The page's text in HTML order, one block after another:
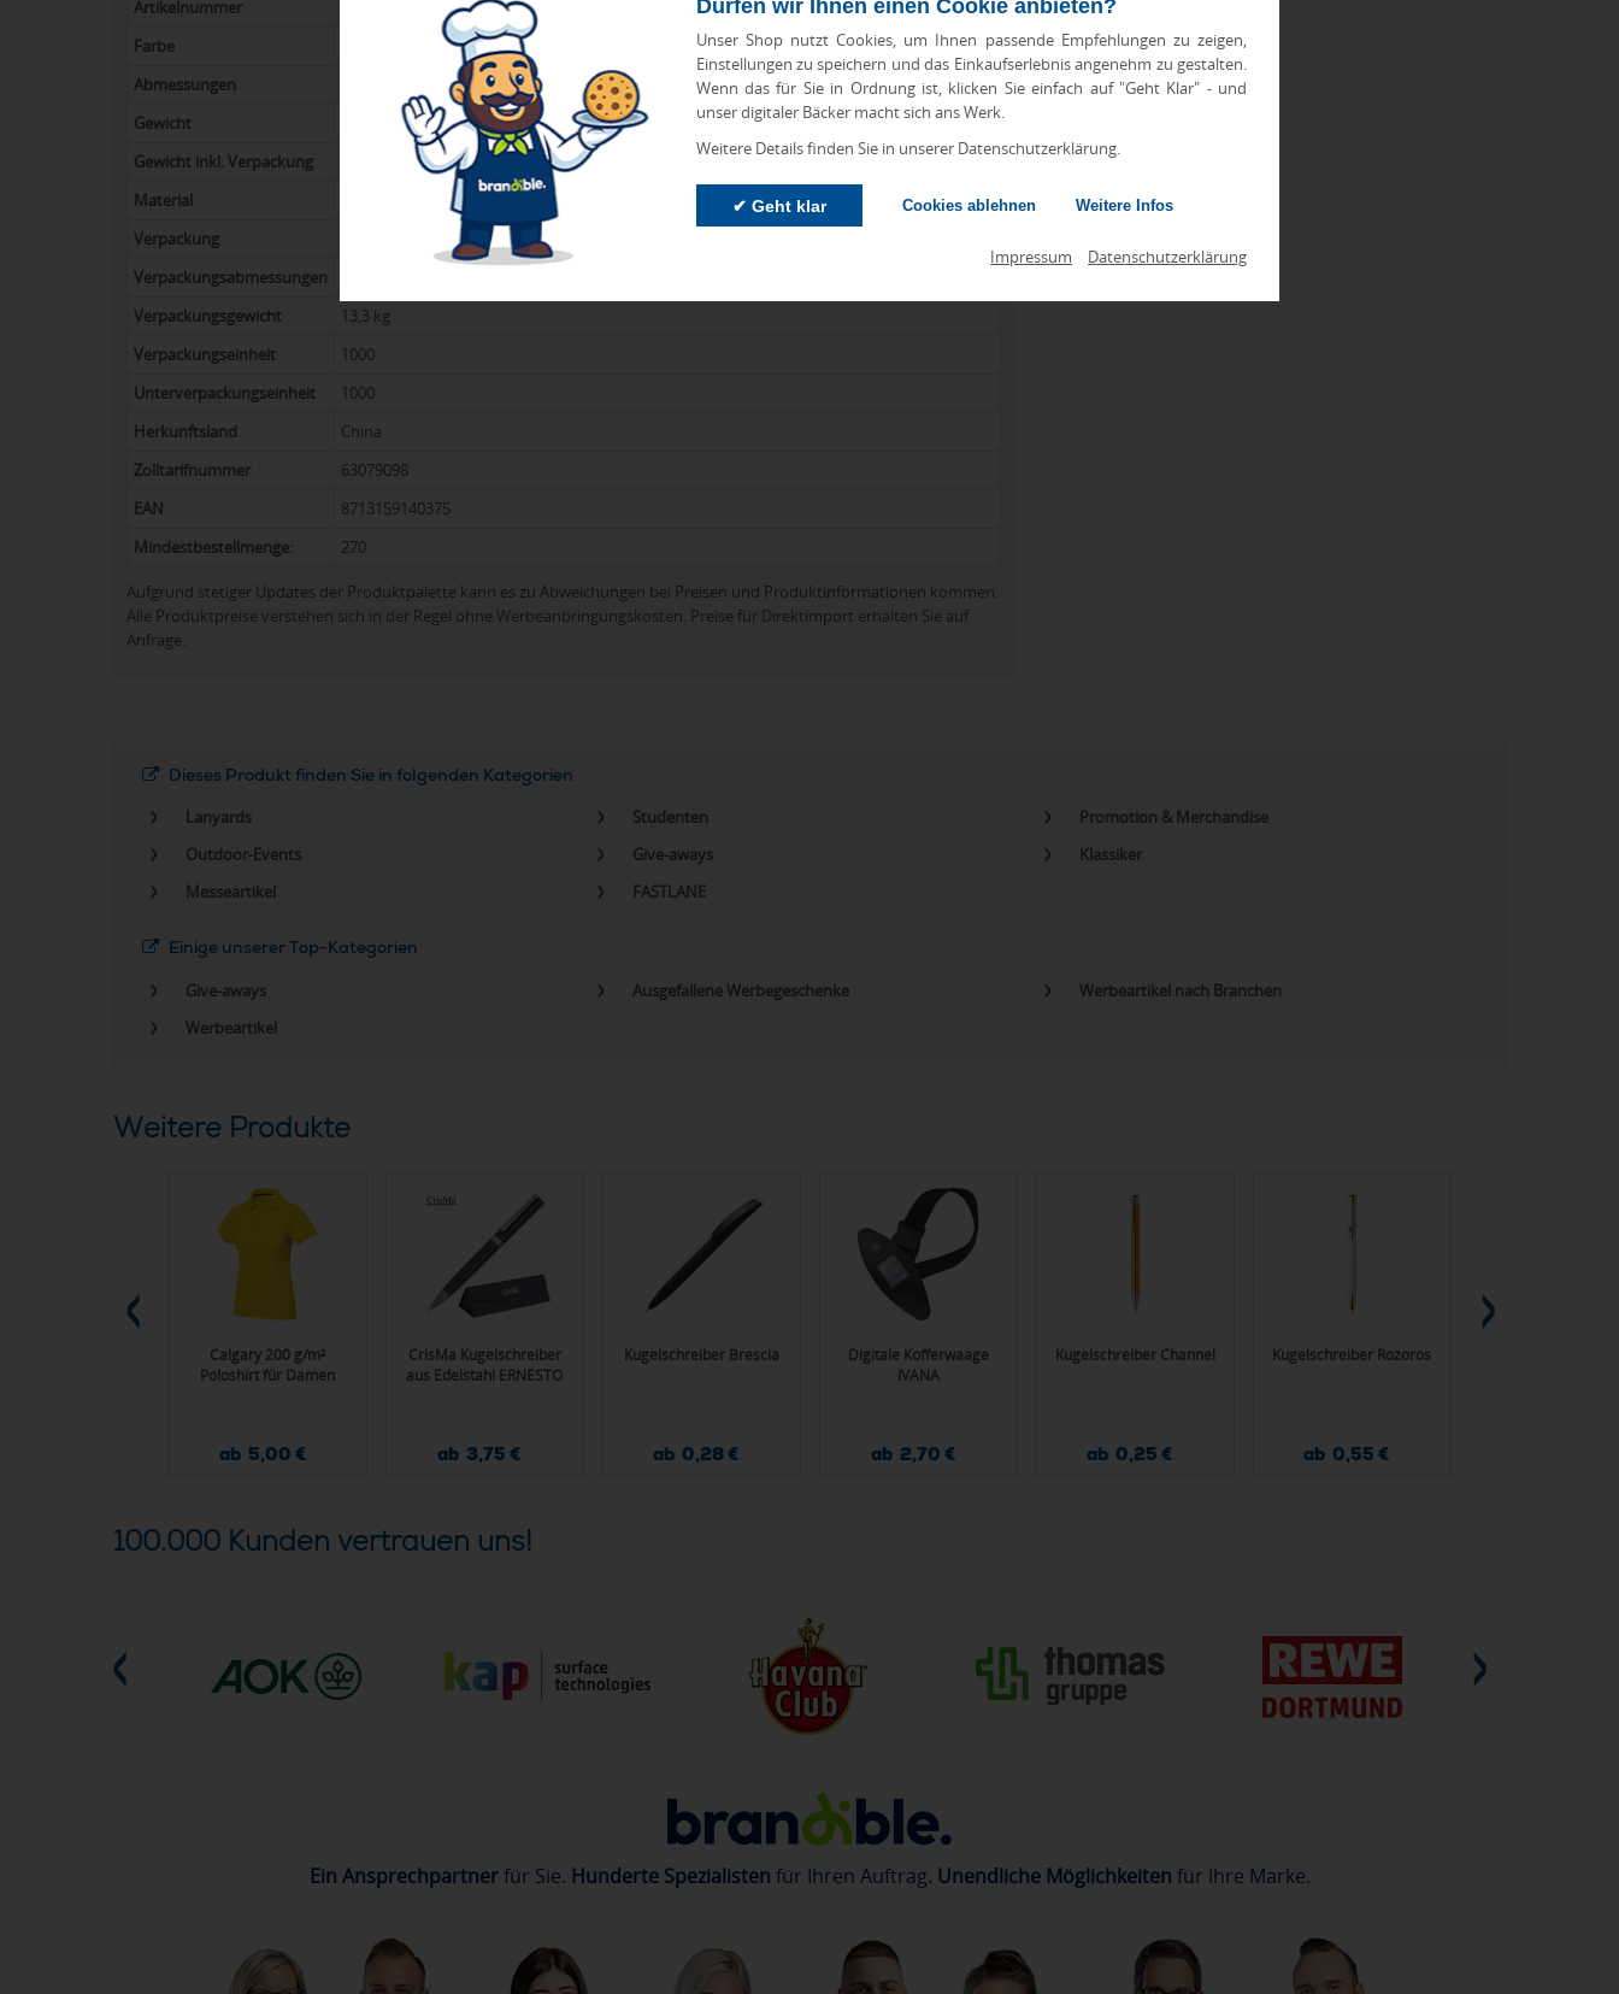
Dürfen wir Ihnen einen Cookie anbieten?
Unser Shop nutzt Cookies, um Ihnen passende Empfehlungen zu zeigen,
Einstellungen zu speichern und das Einkaufserlebnis angenehm zu gestalten.
Wenn das für Sie in Ordnung ist, klicken Sie einfach auf "Geht Klar" - und
unser digitaler Bäcker macht sich ans Werk.
Weitere Details finden Sie in unserer Datenschutzerklärung.
✔ Geht klar Cookies ablehnen Weitere Infos
Impressum Datenschutzerklärung
Artikelnummer
Farbe
Abmessungen
Gewicht
Gewicht inkl. Verpackung
Material
Verpackung
Verpackungsabmessungen
Verpackungsgewicht
13,3 kg
Verpackungseinheit
1000
Unterverpackungseinheit
1000
Herkunftsland
China
Zolltarifnummer
63079098
EAN
8713159140375
Mindestbestellmenge:
270
Aufgrund stetiger Updates der Produktpalette kann es zu Abweichungen bei Preisen und Produktinformationen kommen.
Alle Produktpreise verstehen sich in der Regel ohne Werbeanbringungskosten. Preise für Direktimport erhalten Sie auf
Anfrage.
Dieses Produkt finden Sie in folgenden Kategorien
Lanyards
Studenten
Promotion & Merchandise
Outdoor-Events
Give-aways
Klassiker
Messeartikel
FASTLANE
Einige unserer Top-Kategorien
Give-aways
Ausgefallene Werbegeschenke
Werbeartikel nach Branchen
Werbeartikel
Weitere Produkte
Calgary 200 g/m²
Poloshirt für Damen
ab 5,00 €
CrisMa Kugelschreiber
aus Edelstahl ERNESTO
ab 3,75 €
Kugelschreiber Brescia
ab 0,28 €
Digitale Kofferwaage
IVANA
ab 2,70 €
Kugelschreiber Channel
ab 0,25 €
Kugelschreiber Rozoros
ab 0,55 €
100.000 Kunden vertrauen uns!
Ein Ansprechpartnerfür Sie. Hunderte Spezialisten für Ihren Auftrag. Unendliche Möglichkeiten für Ihre Marke.